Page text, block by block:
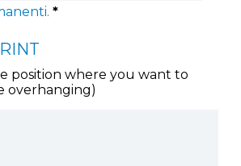
*
position where you want to
overhanging)